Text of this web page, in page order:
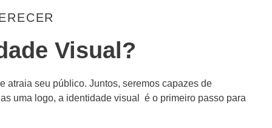
Visual?
atraia seu público. Juntos, seremos capazes de
uma logo, a identidade visual é o primeiro passo para